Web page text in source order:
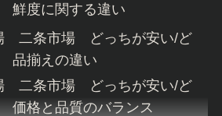
鮮度に関する違い
二条市場 どっちが安い/ど
品揃えの違い
二条市場 どっちが安い/ど
価格と品質のバランス